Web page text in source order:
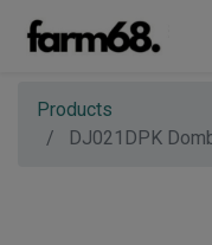
Products
DJ021DPK